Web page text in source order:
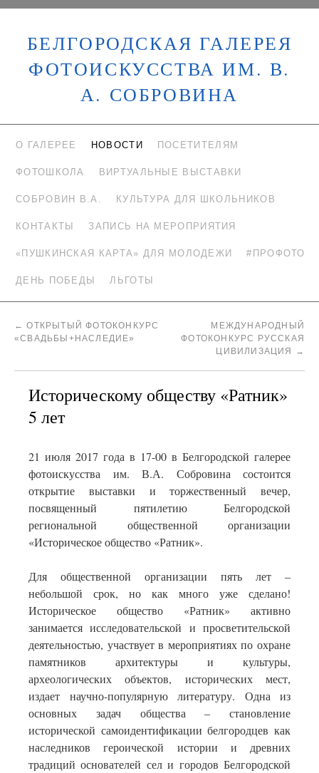
БЕЛГОРОДСКАЯ ГАЛЕРЕЯ
ФОТОИСКУССТВА ИМ. В.
А. СОБРОВИНА
О ГАЛЕРЕЕ НОВОСТИ ПОСЕТИТЕЛЯМ
ФОТОШКОЛА ВИРТУАЛЬНЫЕ ВЫСТАВКИ
СОБРОВИН В.А. КУЛЬТУРА ДЛЯ ШКОЛЬНИКОВ
КОНТАКТЫ ЗАПИСЬ НА МЕРОПРИЯТИЯ
«ПУШКИНСКАЯ КАРТА» ДЛЯ МОЛОДЕЖИ #ПРОФОТО
ДЕНЬ ПОБЕДЫ ЛЬГОТЫ
← ОТКРЫТЫЙ ФОТОКОНКУРС
«СВАДЬБЫ+НАСЛЕДИЕ»
МЕЖДУНАРОДНЫЙ
ФОТОКОНКУРС РУССКАЯ
ЦИВИЛИЗАЦИЯ
→
Историческому обществу «Ратник»
5 лет
21 июля 2017 года в 17-00 в Белгородской галерее
фотоискусства им. В.А. Собровина состоится
открытие выставки и торжественный вечер,
посвященный пятилетию Белгородской
региональной общественной организации
«Историческое общество «Ратник».
Для общественной организации пять лет –
небольшой срок, но как много уже сделано!
Историческое общество «Ратник» активно
занимается исследовательской и просветительской
деятельностью, участвует в мероприятиях по охране
памятников архитектуры и культуры,
археологических объектов, исторических мест,
издает научно-популярную литературу. Одна из
основных задач общества – становление
исторической самоидентификации белгородцев как
наследников героической истории и древних
традиций основателей сел и городов Белгородской